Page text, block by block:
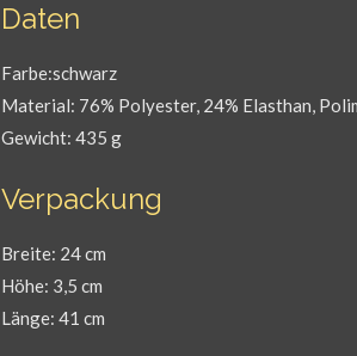
Daten
Farbe:schwarz
Material: 76% Polyester, 24% Elasthan,
Gewicht: 435 g
Verpackung
Breite: 24 cm
Höhe: 3,5 cm
Länge: 41 cm